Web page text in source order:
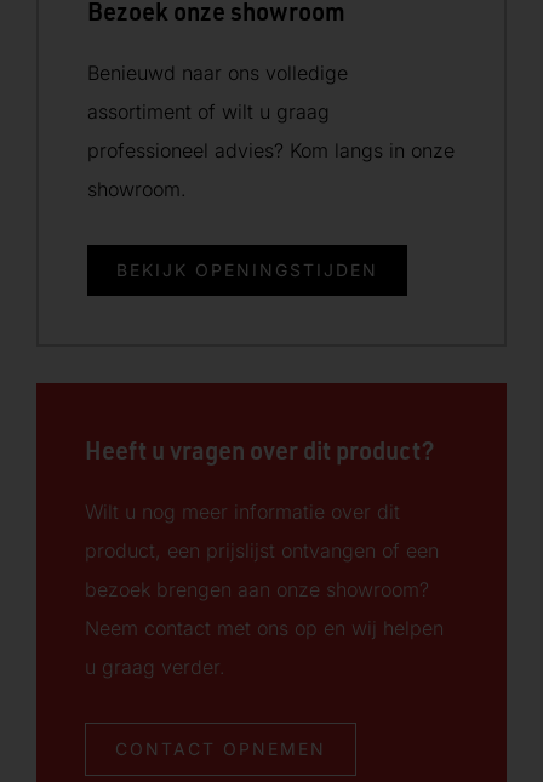
Bezoek onze showroom
Benieuwd naar ons volledige
assortiment of wilt u graag
professioneel advies? Kom langs in onze
showroom.
BEKIJK OPENINGSTIJDEN
Heeft u vragen over dit product?
Wilt u nog meer informatie over dit
product, een prijslijst ontvangen of een
bezoek brengen aan onze showroom?
Neem contact met ons op en wij helpen
u graag verder.
CONTACT OPNEMEN